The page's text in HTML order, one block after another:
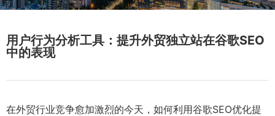
用户行为分析工具：提升外贸独立站在谷歌SEO
中的表现
在外贸行业竞争愈加激烈的今天，如何利用谷歌SEO优化提